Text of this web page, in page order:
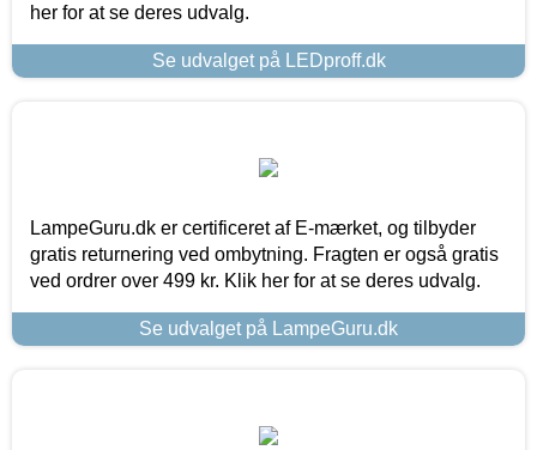
her for at se deres udvalg.
Se udvalget på LEDproff.dk
LampeGuru.dk er certificeret af E-mærket, og tilbyder
gratis returnering ved ombytning. Fragten er også gratis
ved ordrer over 499 kr. Klik her for at se deres udvalg.
Se udvalget på LampeGuru.dk